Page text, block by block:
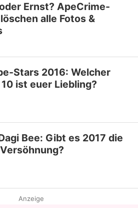
Ernst? ApeCrime-
alle Fotos &
Stars 2016: Welcher
ist euer Liebling?
Bee: Gibt es 2017 die
Anzeige